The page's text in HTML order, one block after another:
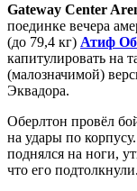
Gateway Center
поединке вечера
(до 79,4 кг) Атиф
капитулировать на
(малозначимой)
Эквадора.
Оберлтон провёл
на удары по
поднялся на ноги,
что его подтолкнули.